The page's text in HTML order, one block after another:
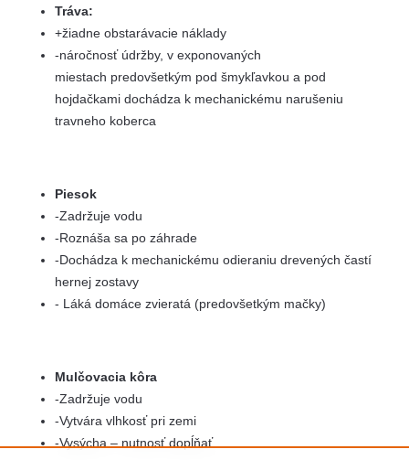
Tráva:
+žiadne obstarávacie náklady
-náročnosť údržby, v exponovaných
miestach predovšetkým pod šmykľavkou a pod
hojdačkami dochádza k mechanickému narušeniu
travneho koberca
Piesok
-Zadržuje vodu
-Roznáša sa po záhrade
-Dochádza k mechanickému odieraniu drevených častí
hernej zostavy
- Láká domáce zvieratá (predovšetkým mačky)
Mulčovacia kôra
-Zadržuje vodu
-Vytvára vlhkosť pri zemi
-Vysýcha – nutnosť dopĺňať